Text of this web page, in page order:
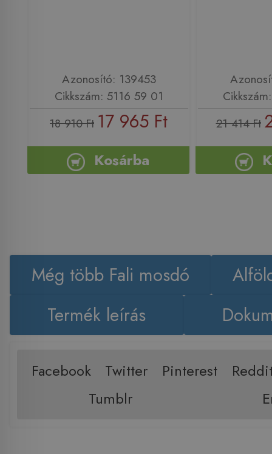
Azonosító: 139453
Cikkszám: 5116 59 01
18 910 Ft 17 965 Ft
Kosárba
21 414 Ft
Még több Fali mosdó
Termék leírás
Facebook Twitter Pinterest
Tumblr